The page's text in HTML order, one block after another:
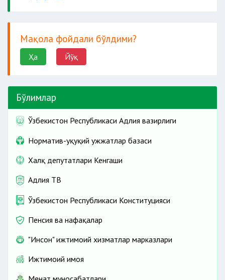
Мақола фойдали бўлдими?
Ҳа Йўқ
Бўлимлар
Ўзбекистон Республикаси Адлия вазирлиги
Норматив-ҳуқуқий ҳужжатлар базаси
Халқ депутатлари Кенгаши
Адлия ТВ
Ўзбекистон Республикаси Конституцияси
Пенсия ва нафақалар
"Инсон" ижтимоий хизматлар марказлари
Ижтимоий ҳимоя